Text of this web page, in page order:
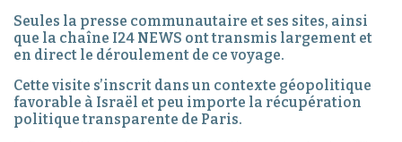
Seules la presse communautaire et ses sites, ainsi
que la chaîne I24 NEWS ont transmis largement et
en direct le déroulement de ce voyage.
Cette visite s’inscrit dans un contexte géopolitique
favorable à Israël et peu importe la récupération
politique transparente de Paris.